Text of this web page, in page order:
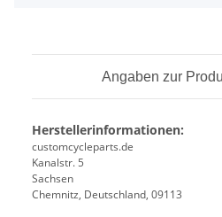
Angaben zur
Herstellerinformationen:
customcycleparts.de
Kanalstr. 5
Sachsen
Chemnitz, Deutschland, 09113